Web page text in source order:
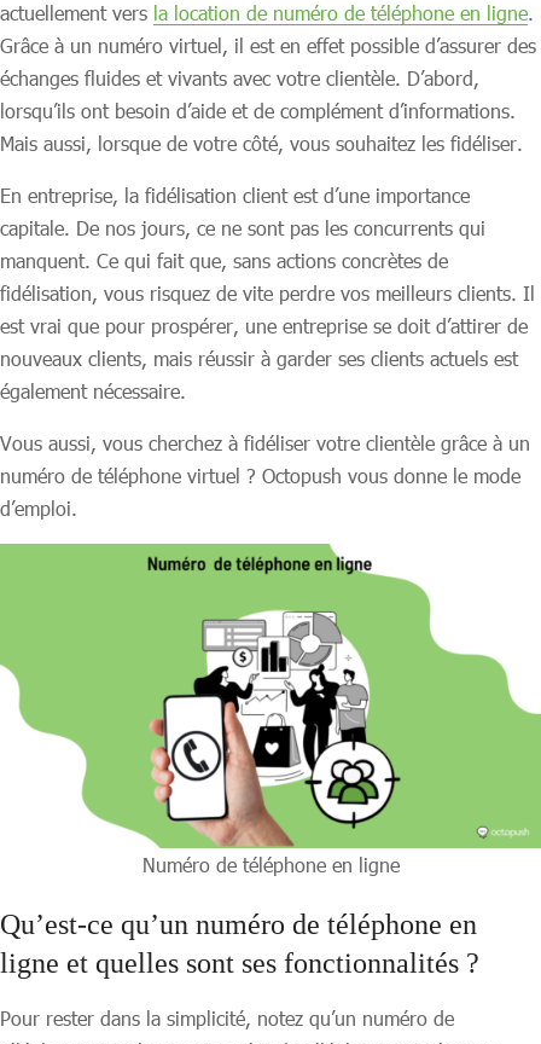
actuellement vers la location de numéro de téléphone en ligne.
Grâce à un numéro virtuel, il est en effet possible d’assurer des
échanges fluides et vivants avec votre clientèle. D’abord,
lorsqu’ils ont besoin d’aide et de complément d’informations.
Mais aussi, lorsque de votre côté, vous souhaitez les fidéliser.
En entreprise, la fidélisation client est d’une importance
capitale. De nos jours, ce ne sont pas les concurrents qui
manquent. Ce qui fait que, sans actions concrètes de
fidélisation, vous risquez de vite perdre vos meilleurs clients. Il
est vrai que pour prospérer, une entreprise se doit d’attirer de
nouveaux clients, mais réussir à garder ses clients actuels est
également nécessaire.
Vous aussi, vous cherchez à fidéliser votre clientèle grâce à un
numéro de téléphone virtuel ? Octopush vous donne le mode
d’emploi.
Numéro de téléphone en ligne
Qu’est-ce qu’un numéro de téléphone en
ligne et quelles sont ses fonctionnalités ?
Pour rester dans la simplicité, notez qu’un numéro de